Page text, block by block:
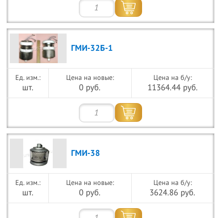
ГМИ-32Б-1
шт.
Цена на новые:
0 руб.
Цена на б/у:
11364.44 руб.
ГМИ-38
шт.
Цена на новые:
0 руб.
Цена на б/у:
3624.86 руб.